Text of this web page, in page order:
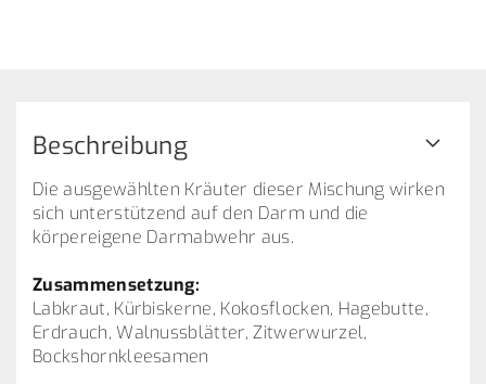
Beschreibung
Die ausgewählten Kräuter dieser Mischung wirken
sich unterstützend auf den Darm und die
körpereigene Darmabwehr aus.
Zusammensetzung:
Labkraut, Kürbiskerne, Kokosflocken, Hagebutte,
Erdrauch, Walnussblätter, Zitwerwurzel,
Bockshornkleesamen